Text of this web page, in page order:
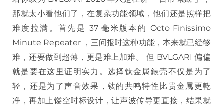
那就太小看他们了，在复杂功能领域，他们还是照样把
难度拉满。首先是 37 毫米版本的 Octo Finissimo
Minute Repeater ，三问报时这种功能，本来就已经够
难，还要做到超薄，更是难上加难。 但 BVLGARI 偏偏
就是要在这里证明实力。选择钛金属錶壳不仅是为了
轻，还是为了声音效果，钛的共鸣特性比贵金属更乾
净，再加上镂空时标设计，让声波传导更直接，结果就